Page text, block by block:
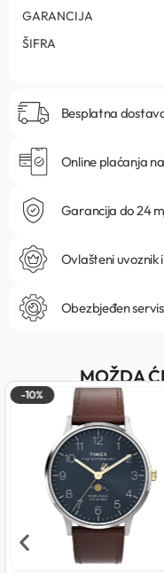
GARANCIJA
ŠIFRA
Besplatna
Online plaćanja
Garancija do 24
Ovlašteni uvoznik
Obezbjeđen servis
MOŽDA
-10%